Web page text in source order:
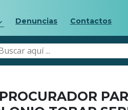
Denuncias Contactos